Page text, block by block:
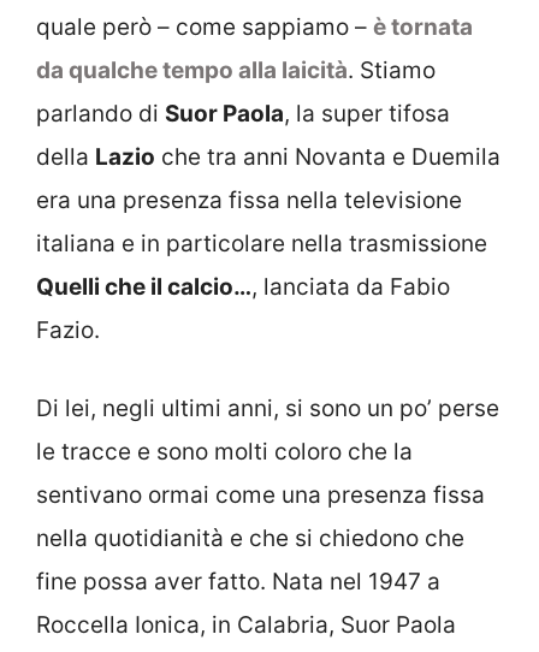
quale però – come sappiamo – è tornata
da qualche tempo alla laicità. Stiamo
parlando di Suor Paola, la super tifosa
della Lazio che tra anni Novanta e Duemila
era una presenza fissa nella televisione
italiana e in particolare nella trasmissione
Quelli che il calcio…, lanciata da Fabio
Fazio.
Di lei, negli ultimi anni, si sono un po’ perse
le tracce e sono molti coloro che la
sentivano ormai come una presenza fissa
nella quotidianità e che si chiedono che
fine possa aver fatto. Nata nel 1947 a
Roccella Ionica, in Calabria, Suor Paola